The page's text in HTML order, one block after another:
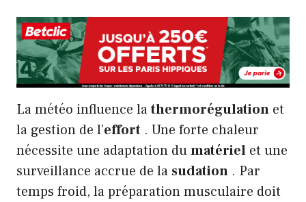
La météo influence lathermorégulation et
la gestion de l’effort . Une forte chaleur
nécessite une adaptation dumatériel et une
surveillance accrue de la sudation . Par
temps froid, la préparation musculaire doit